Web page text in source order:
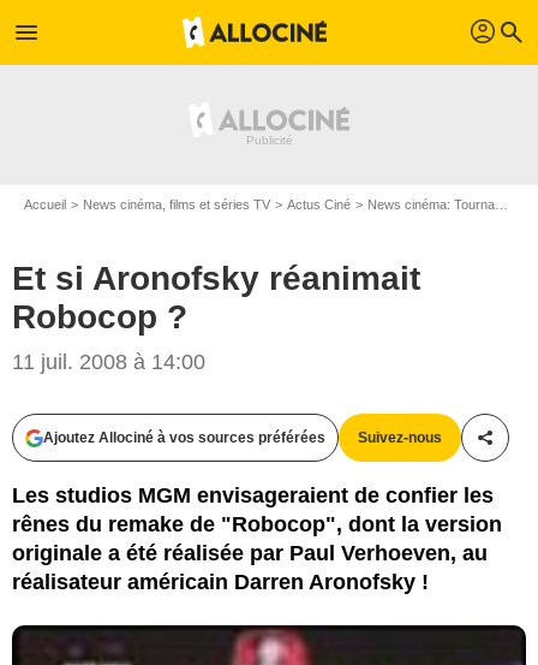
menu profil search
Accueil News cinéma, films et séries TV Actus Ciné News cinéma: Tournages
Et si Aronofsky réanimait
Robocop ?
11 juil. 2008 à 14:00
Ajoutez Allociné à vos sources préférées Suivez-nous
Les studios MGM envisageraient de confier les
rênes du remake de "Robocop", dont la version
originale a été réalisée par Paul Verhoeven, au
réalisateur américain Darren Aronofsky !